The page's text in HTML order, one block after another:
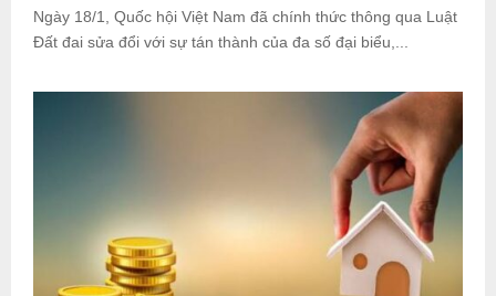
Ngày 18/1, Quốc hội Việt Nam đã chính thức thông qua Luật
Đất đai sửa đổi với sự tán thành của đa số đại biểu,...